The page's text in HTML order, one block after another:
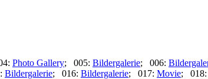
Photo Gallery; 005: Bildergalerie; 006:
Bildergalerie; 016: Bildergalerie; 017: Movie; 018: